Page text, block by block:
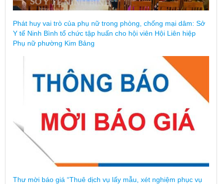
Phát huy vai trò của phụ nữ trong phòng, chống mại dâm: Sở
Y tế Ninh Bình tổ chức tập huấn cho hội viên Hội Liên hiệp
Phụ nữ phường Kim Bảng
Thư mời báo giá “Thuê dịch vụ lấy mẫu, xét nghiệm phục vụ